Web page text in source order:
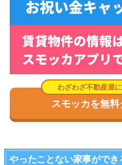
スモッカを無
やったことない家事ができ